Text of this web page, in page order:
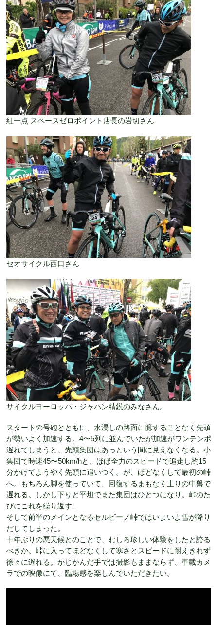
紅一点 スペースゼロポイント店長の岩切さん
セオサイクル西口さん
サイクルヨーロッパ・ジャパン精鋭のみなさん。
スタートの号砲とともに、水浸しの路面に臆することなく先頭
が勢いよく加速する。4〜5列に並んでいたが加速がワンテンポ
遅れてしまうと、先頭集団はあっという間に見えなくなる。小
集団で時速45〜50km/hと、ほぼ全力のスピードで追走し約15
分かけてようやく先頭に追いつく。が、ほどなくして最初の峠
へ。もちろん脚を使っていて、回復するまもなく上りの中盤で
遅れる。しかし下りと平坦でまた集団はひとつになり。峠のた
びにこれを繰り返す。
そして前半のメインとなるセルビーノ峠ではいよいよ雪が降り
だしてしまった。
十年ぶりの悪天候とのことで、むしろ珍しい体験をしたと誇る
べきか。峠に入ってほどなくして寒さとスピードに耐えきれず
徐々に遅れる。かじかんだ手では撮影もままならず、車載カメ
ラでの映像にて、臨場感を楽しんでいただきたい。